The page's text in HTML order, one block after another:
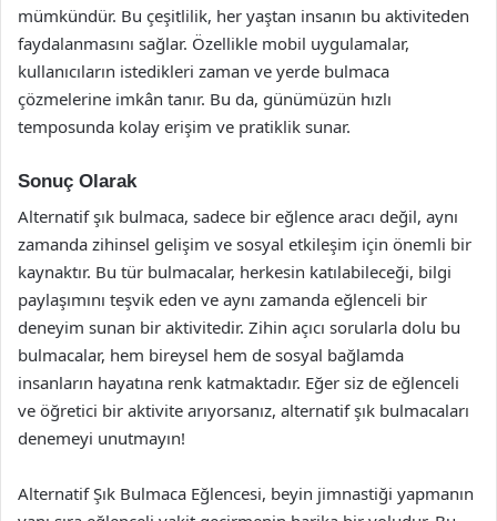
mümkündür. Bu çeşitlilik, her yaştan insanın bu aktiviteden
faydalanmasını sağlar. Özellikle mobil uygulamalar,
kullanıcıların istedikleri zaman ve yerde bulmaca
çözmelerine imkân tanır. Bu da, günümüzün hızlı
temposunda kolay erişim ve pratiklik sunar.
Sonuç Olarak
Alternatif şık bulmaca, sadece bir eğlence aracı değil, aynı
zamanda zihinsel gelişim ve sosyal etkileşim için önemli bir
kaynaktır. Bu tür bulmacalar, herkesin katılabileceği, bilgi
paylaşımını teşvik eden ve aynı zamanda eğlenceli bir
deneyim sunan bir aktivitedir. Zihin açıcı sorularla dolu bu
bulmacalar, hem bireysel hem de sosyal bağlamda
insanların hayatına renk katmaktadır. Eğer siz de eğlenceli
ve öğretici bir aktivite arıyorsanız, alternatif şık bulmacaları
denemeyi unutmayın!
Alternatif Şık Bulmaca Eğlencesi, beyin jimnastiği yapmanın